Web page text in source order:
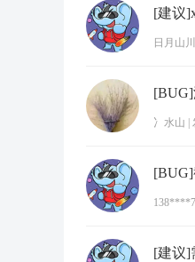
[建议
日月山川
冫水山
[建议]